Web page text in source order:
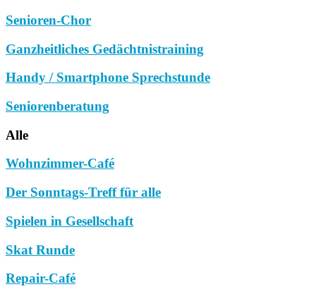
Senioren-Chor
Ganzheitliches Gedächtnistraining
Handy / Smartphone Sprechstunde
Seniorenberatung
Alle
Wohnzimmer-Café
Der Sonntags-Treff für alle
Spielen in Gesellschaft
Skat Runde
Repair-Café